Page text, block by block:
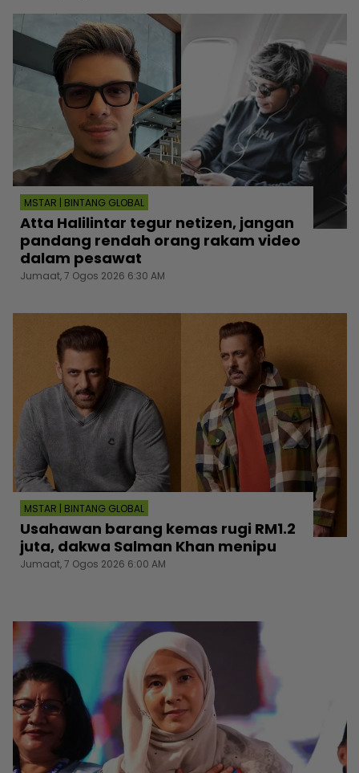
MSTAR | BINTANG GLOBAL
Atta Halilintar tegur netizen, jangan
pandang rendah orang rakam video
dalam pesawat
Jumaat, 7 Ogos 2026 6:30 AM
MSTAR | BINTANG GLOBAL
Usahawan barang kemas rugi RM1.2
juta, dakwa Salman Khan menipu
Jumaat, 7 Ogos 2026 6:00 AM